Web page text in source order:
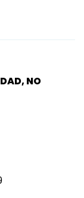
NO